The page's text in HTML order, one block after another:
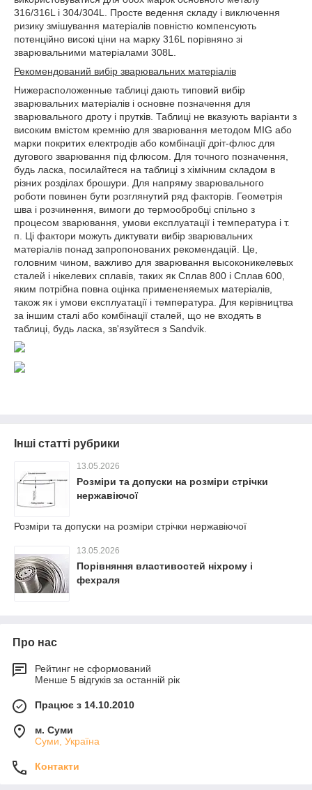
316/316L і 304/304L. Просте ведення складу і виключення
ризику змішування матеріалів повністю компенсують
потенційно високі ціни на марку 316L порівняно зі
зварювальними матеріалами 308L.
Рекомендований вибір зварювальних матеріалів
Нижерасположенные таблиці дають типовий вибір
зварювальних матеріалів і основне позначення для
зварювального дроту і прутків. Таблиці не вказують варіанти з
високим вмістом кремнію для зварювання методом MIG або
марки покритих електродів або комбінації дріт-флюс для
дугового зварювання під флюсом. Для точного позначення,
будь ласка, посилайтеся на таблиці з хімічним складом в
різних розділах брошури. Для напряму зварювального
роботи повинен бути розглянутий ряд факторів. Геометрія
шва і розчинення, вимоги до термообробці спільно з
процесом зварювання, умови експлуатації і температура і т.
п. Ці фактори можуть диктувати вибір зварювальних
матеріалів понад запропонованих рекомендацій. Це,
головним чином, важливо для зварювання высоконикелевых
сталей і нікелевих сплавів, таких як Сплав 800 і Сплав 600,
яким потрібна повна оцінка примененяемых матеріалів,
також як і умови експлуатації і температура. Для керівництва
за іншим сталі або комбінації сталей, що не входять в
таблиці, будь ласка, зв'язуйтеся з Sandvik.
Інші статті рубрики
13.05.2026
Розміри та допуски на розміри стрічки
нержавіючої
Розміри та допуски на розміри стрічки нержавіючої
13.05.2026
Порівняння властивостей ніхрому і
фехраля
Про нас
Рейтинг не сформований
Менше 5 відгуків за останній рік
Працює з 14.10.2010
м. Суми
Суми, Україна
Контакти